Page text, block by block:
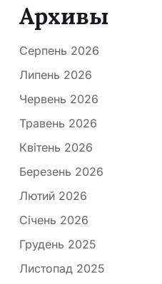
Архивы
Серпень 2026
Липень 2026
Червень 2026
Травень 2026
Квітень 2026
Березень 2026
Лютий 2026
Січень 2026
Грудень 2025
Листопад 2025